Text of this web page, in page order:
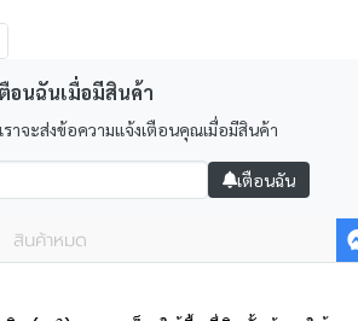
อนฉันเมื่อมีสินค้า
ราจะส่งข้อความแจ้งเตือนคุณเมื่อมีสินค้า
เตือนฉัน
สินค้าหมด